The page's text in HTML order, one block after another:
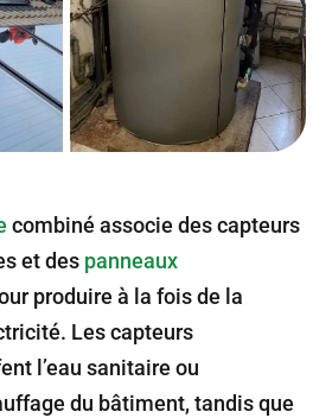
combiné associe des capteurs
et des panneaux
produire à la fois de la
Les capteurs
l’eau sanitaire ou
du bâtiment, tandis que